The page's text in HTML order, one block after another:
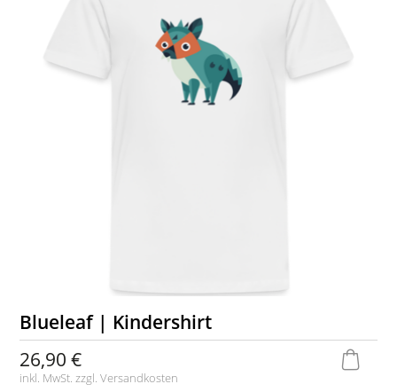
Blueleaf | Kindershirt
26,90 €
inkl. MwSt. zzgl.Versandkosten